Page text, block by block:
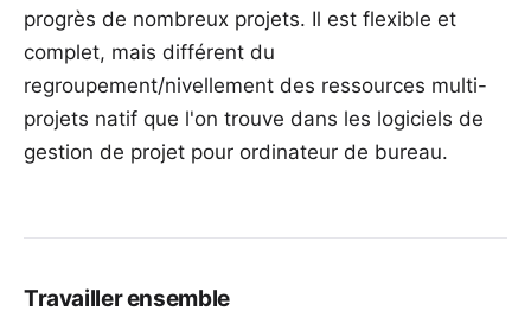
progrès de nombreux projets. Il est flexible et
complet, mais différent du
regroupement/nivellement des ressources multi-
projets natif que l'on trouve dans les logiciels de
gestion de projet pour ordinateur de bureau.
Travailler ensemble